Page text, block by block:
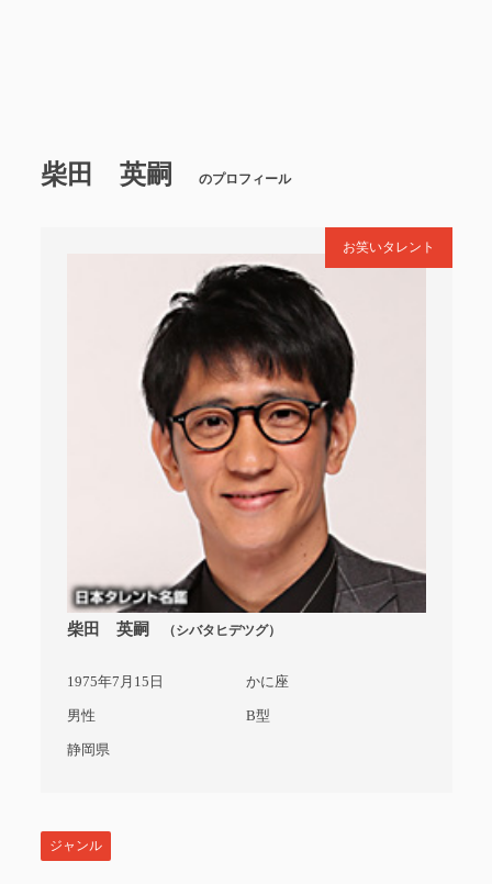
柴田 英嗣 のプロフィール
お笑いタレント
柴田 英嗣 （シバタヒデツグ）
1975年7月15日 かに座
男性 B型
静岡県
ジャンル